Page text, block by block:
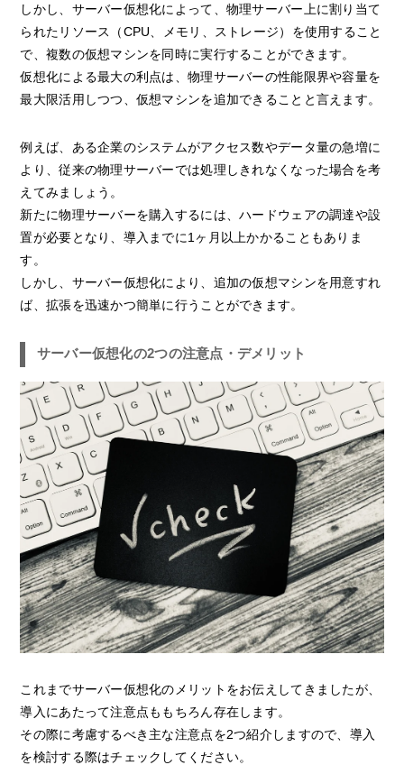
しかし、サーバー仮想化によって、物理サーバー上に割り当て
られたリソース（CPU、メモリ、ストレージ）を使用すること
で、複数の仮想マシンを同時に実行することができます。
仮想化による最大の利点は、物理サーバーの性能限界や容量を
最大限活用しつつ、仮想マシンを追加できることと言えます。
例えば、ある企業のシステムがアクセス数やデータ量の急増に
より、従来の物理サーバーでは処理しきれなくなった場合を考
えてみましょう。
新たに物理サーバーを購入するには、ハードウェアの調達や設
置が必要となり、導入までに1ヶ月以上かかることもありま
す。
しかし、サーバー仮想化により、追加の仮想マシンを用意すれ
ば、拡張を迅速かつ簡単に行うことができます。
サーバー仮想化の2つの注意点・デメリット
これまでサーバー仮想化のメリットをお伝えしてきましたが、
導入にあたって注意点ももちろん存在します。
その際に考慮するべき主な注意点を2つ紹介しますので、導入
を検討する際はチェックしてください。